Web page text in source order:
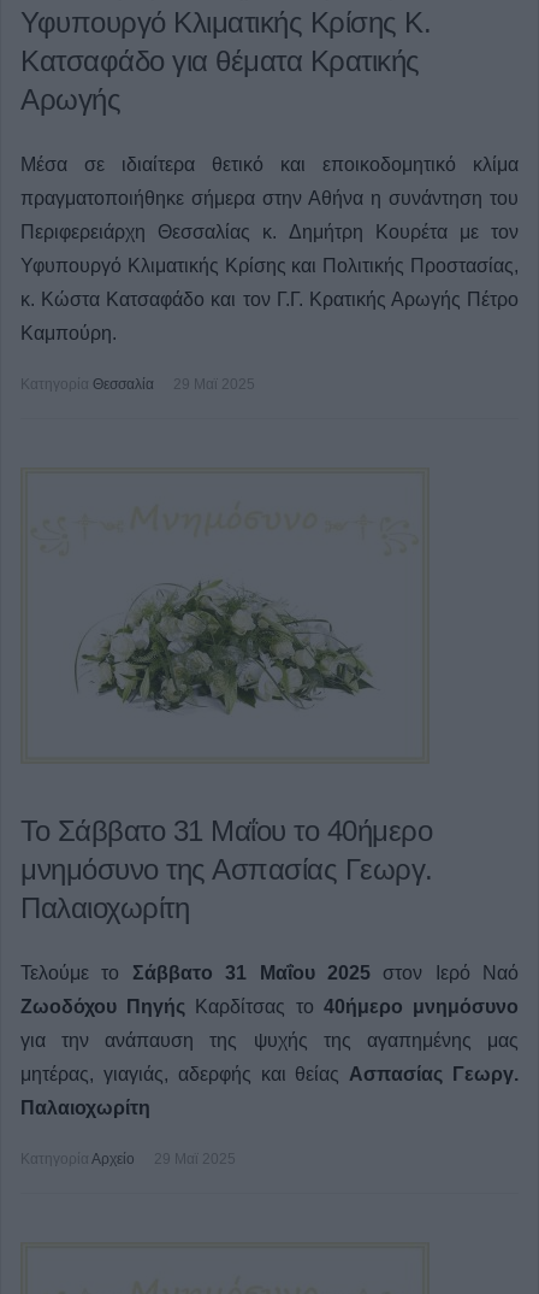
Υφυπουργό Κλιματικής Κρίσης Κ.
Κατσαφάδο για θέματα Κρατικής
Αρωγής
Μέσα σε ιδιαίτερα θετικό και εποικοδομητικό κλίμα
πραγματοποιήθηκε σήμερα στην Αθήνα η συνάντηση του
Περιφερειάρχη Θεσσαλίας κ. Δημήτρη Κουρέτα με τον
Υφυπουργό Κλιματικής Κρίσης και Πολιτικής Προστασίας,
κ. Κώστα Κατσαφάδο και τον Γ.Γ. Κρατικής Αρωγής Πέτρο
Καμπούρη.
Κατηγορία Θεσσαλία 29 Μαϊ 2025
Το Σάββατο 31 Μαΐου το 40ήμερο
μνημόσυνο της Ασπασίας Γεωργ.
Παλαιοχωρίτη
Τελούμε το Σάββατο 31 Μαΐου 2025στον Ιερό Ναό
Ζωοδόχου Πηγής Καρδίτσας το 40ήμερο μνημόσυνο
για την ανάπαυση της ψυχής της αγαπημένης μας
μητέρας, γιαγιάς, αδερφής και θείας Ασπασίας Γεωργ.
Παλαιοχωρίτη
Κατηγορία Αρχείο 29 Μαϊ 2025